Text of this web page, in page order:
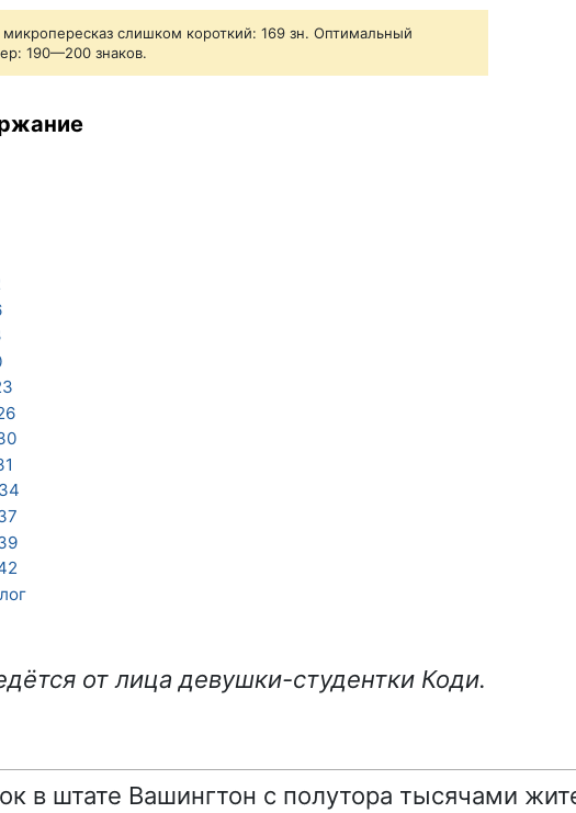
микропересказ слишком короткий: 169 зн. Оптимальный
190—200 знаков.
от лица девушки-студентки Коди.
в штате Вашингтон с полутора тысячами